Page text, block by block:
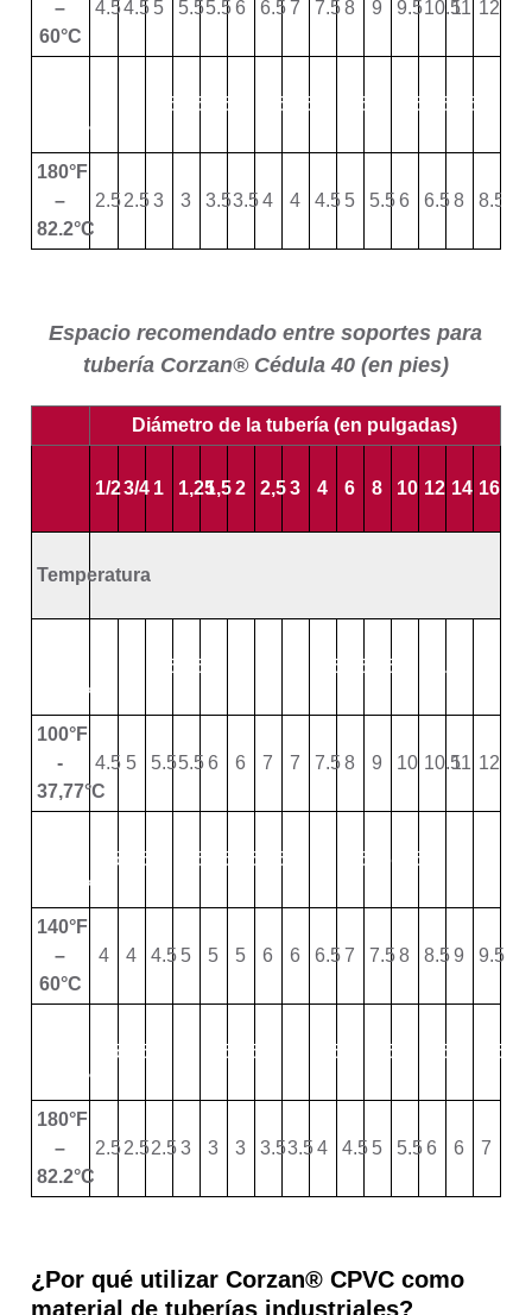
–
60°C
4.54.5 5 5.55.5 6 6.5 7 7.5 8 9 9.510.511 12
71.11°C
3.5 3.5 3.5 4.5 4.5 5.5 6.5 7.5 9.5
180°F
–
82.2°C
2.52.5 3 3 3.53.5 4 4 4.5 5 5.5 6 6.5 8 8.5
Espacio recomendado entre soportes para
tubería Corzan® Cédula 40 (en pies)
Diámetro de la tubería (en pulgadas)
1/23/4 1 1,251,5 2 2,5 3 4 6 8 10 12 14 16
Temperatura
22.77°C
5.5 5.5 7.5 8.5 9.5 11.5
100°F
-
37,77°C
4.5 5 5.55.5 6 6 7 7 7.5 8 9 10 10.511 12
48.88°C
4.5 4.5 5.5 5.5 5.5 6.5 7.5 8.5 9.5
140°F
–
60°C
4 4 4.5 5 5 5 6 6 6.5 7 7.5 8 8.5 9 9.5
71.11°C
2.5 2.5 3.5 3.5 4.5 5.5 6.5 8.5
180°F
–
82.2°C
2.52.52.5 3 3 3 3.53.5 4 4.5 5 5.5 6 6 7
¿Por qué utilizar Corzan® CPVC como
material de tuberías industriales?